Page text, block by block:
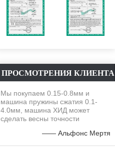
ПРОСМОТРЕНИЯ КЛИЕНТА
Мы покупаем 0.15-0.8мм и
машина пружины сжатия 0.1-
4.0мм, машина ХИД может
сделать весны точности
—— Альфонс Мертя